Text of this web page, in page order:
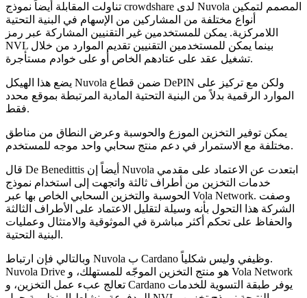
تناولت المقابلة أيضاً نموذج crowdshare لدى Nuvola المصمم لتمكين
أنواع مختلفة من المشاركين من الإسهام في البنية التحتية
اللامركزية. يمكن للمستخدمين غير التقنيين المشاركة عبر رمز
NVL بينما يمكن للمستخدمين التقنيين تقديم الموارد من خلال
تشغيل عقد على عتادهم الخاص أو على خوادم مستأجرة.
يضع هذا الهيكل Nuvola ضمن قطاع DePIN ولكن مع تركيز على
الموارد الرقمية بدلاً من البنية التحتية المادية المرتبطة بموقع محدد
فقط.
يمكن توفير التخزين الموزع والحوسبة وعرض النطاق من مناطق
مختلفة مع الاستمرار في دعم منتج سحابي واحد موجه للمستخدم.
قال De Benedittis أيضاً إن Nuvola ابتعدت عن الاعتماد على مقدمي
خدمات التخزين من أطراف ثالثة واتجهت إلى استخدام نموذج
الحوسبة والتخزين السحابي الخاص بها عبر Vola Network. وصفت
الشركة هذا التحول بأنه وسيلة لتقليل الاعتماد على الأطراف الثالثة
والحفاظ على تحكم أكثر مباشرة في الموثوقية والامتثال وعمليات
البنية التحتية.
وبالتالي فإن ارتباط Nuvola ب Cardano وظيفي وليس شكلياً.
Nuvola Drive هو منتج التخزين الموجّه للمستهلك، و Vola Network
تعالج عبء عمل التخزين، و Cardano يوفر طبقة التسوية للخدمات